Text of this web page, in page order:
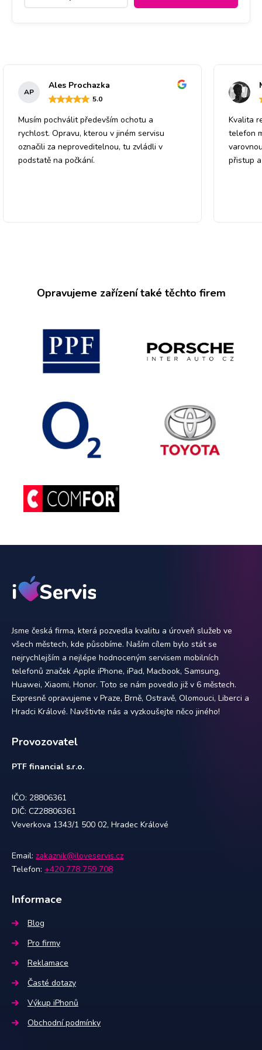
AP
Ales Prochazka
5.0
Musím pochválit především ochotu a
rychlost. Opravu, kterou v jiném servisu
označili za neproveditelnou, tu zvládli v
podstatě na počkání.
Kvalita
telefon
přistup
Opravujeme zařízení také těchto firem
Jsme česká firma, která pozvedla kvalitu a úroveň služeb ve
všech městech, kde působíme. Naším cílem bylo stát se
nejrychlejším a nejlépe hodnoceným servisem mobilních
telefonů značek Apple iPhone, iPad, Macbook, Samsung,
Huawei, Xiaomi, Honor. Toto se nám povedlo již v 6 městech.
Expresně opravujeme v Praze, Brně, Ostravě, Olomouci, Liberci a
Hradci Králové. Navštivte nás a vyzkoušejte něco jiného!
Provozovatel
PTF financial s.r.o.
IČO: 28806361
DIČ: CZ28806361
Veverkova 1343/1 500 02, Hradec Králové
Email: zakaznik@iloveservis.cz
Telefon: +420 778 759 708
Informace
Blog
Pro firmy
Reklamace
Časté dotazy
Výkup iPhonů
Obchodní podmínky